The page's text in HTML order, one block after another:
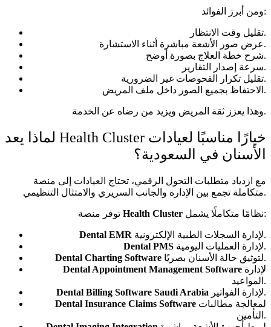
ومن أبرز الفوائد:
تقليل وقت الانتظار.
عرض صور الأشعة مباشرة أثناء الاستشارة.
شرح خطة العلاج بصورة أوضح.
سرعة إصدار التقارير.
تقليل تكرار الفحوصات غير الضرورية.
الاحتفاظ بجميع الصور داخل ملف المريض.
وهذا يعزز ثقة المريض ويزيد من رضاه عن الخدمة.
لماذا يعد Health Cluster خيارًا مناسبًا لعيادات
الأسنان في السعودية؟
مع ازدياد متطلبات التحول الرقمي، تحتاج العيادات إلى منصة
متكاملة تجمع بين الإدارة والجانب السريري والامتثال التنظيمي.
Health Cluster نظامًا متكاملًا يشمل:
Dental EMR
لإدارة السجلات الطبية الإلكترونية.
Dental PMS
لإدارة العمليات اليومية.
Dental Charting Software
لتوثيق حالة الأسنان بصريًا.
Dental Appointment Management Software
المواعيد.
Dental Billing Software Saudi Arabia
لإدارة الفواتير.
Dental Insurance Claims Software
التأمين.